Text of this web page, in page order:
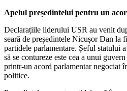
Apelul președintelui pentru un
Declarațiile liderului USR au venit
seară de președintele Nicușor Dan la
partidele parlamentare. Șeful statului
să se contureze este cea a unui
printr-un acord parlamentar negociat
politice.